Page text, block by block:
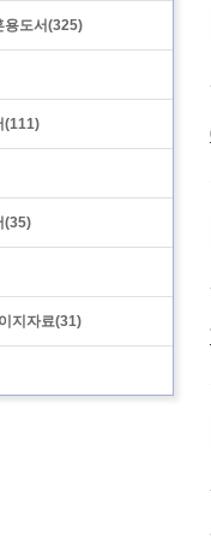
용도서(325)
(111)
(35)
지자료(31)